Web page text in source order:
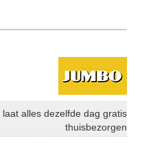
alles dezelfde dag gratis
thuisbezorgen